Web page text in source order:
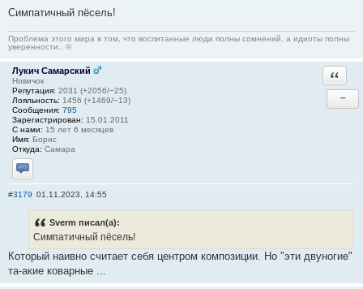
Симпатичный пёсель!
Проблема этого мира в том, что воспитанные люди полны сомнений, а идиоты полны
уверенности.. ©
Лукич Самарский
Новичок
Репутация: 2031 (+2056/−25)
Лояльность: 1456 (+1469/−13)
Сообщения: 795
Зарегистрирован: 15.01.2011
С нами: 15 лет 6 месяцев
Имя: Борис
Откуда: Самара
Отправить личное сообщение
−
#3179 01.11.2023, 14:55
Sverm писал(а):
Симпатичный пёсель!
Который наивно считает себя центром композиции. Но "эти двуногие"
та-акие коварные ...